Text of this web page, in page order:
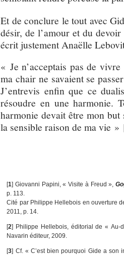
Et de conclure le tout avec
désir, de l’amour et du
écrit justement Anaëlle
« Je n’acceptais pas de
ma chair ne savaient se
J’entrevis enfin que ce
résoudre en une harmonie.
harmonie devait être mon
la sensible raison de ma vie »
[1]Giovanni Papini, « Visite à Freud »,
p. 113.
Cité par Philippe Hellebois en ouverture
2011, p. 14.
[2] Philippe Hellebois, éditorial de «
Navarin éditeur, 2009.
[3] Cf. « C’est bien pourquoi Gide a son